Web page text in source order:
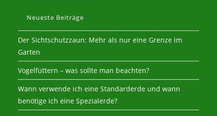
Neueste Beiträge
Der Sichtschutzzaun: Mehr als nur eine Grenze im
Garten
Vogelfüttern – was sollte man beachten?
Wann verwende ich eine Standarderde und wann
benötige ich eine Spezialerde?